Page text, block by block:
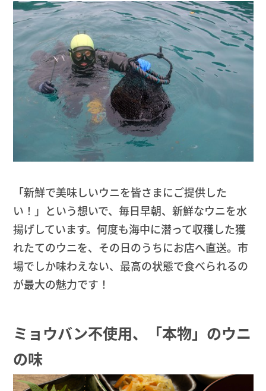
「新鮮で美味しいウニを皆さまにご提供した
い！」という想いで、毎日早朝、 新鮮なウニを水
揚げしています。何度も海中に潜って収穫した獲
れたてのウニを、その日のうちにお店へ直送。市
場でしか味わえない、最高の状態で食べられるの
が最大の魅力です！
ミョウバン不使用、「本物」のウニ
の味